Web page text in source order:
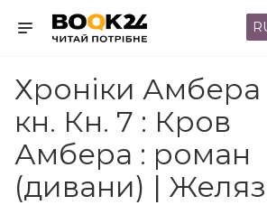
Хроніки Амбера
кн. Кн. 7 : Кров
Амбера : роман
(дивани) |